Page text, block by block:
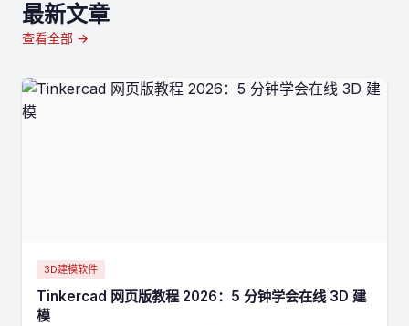
最新文章
查看全部 →
3D建模软件
Tinkercad 网页版教程 2026：5 分钟学会在线 3D 建
模